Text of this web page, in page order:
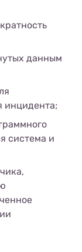
данным
инцидента;
система и